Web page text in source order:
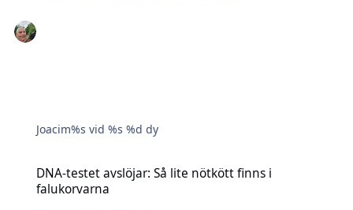
Joacim%s vid %s %d dy
DNA-testet avslöjar: Så lite nötkött finns i
falukorvarna